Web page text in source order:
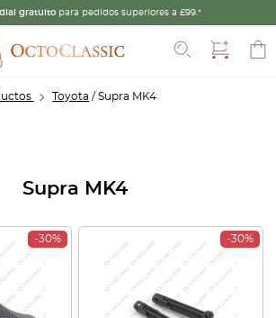
gratuito para pedidos superiores a £99.*
Toyota / Supra MK4
Supra MK4
-30% -30%